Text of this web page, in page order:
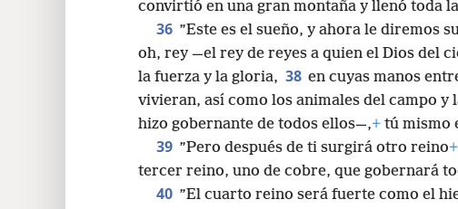
no quedara ni rastro de ellos. Pero la piedra
convirtió en una gran montaña y llenó toda
36 ”Este es el sueño, y ahora le diremos
oh, rey —el rey de reyes a quien el Dios del
la fuerza y la gloria, 38 en cuyas manos
vivieran, así como los animales del campo y
hizo gobernante de todos ellos—,+tú mismo
39 ”Pero después de ti surgirá otro reino+
tercer reino, uno de cobre, que gobernará